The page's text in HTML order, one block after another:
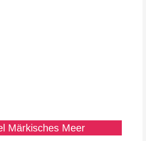
Märkisches Meer